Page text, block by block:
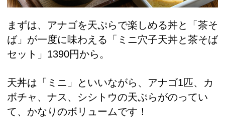
まずは、アナゴを天ぷらで楽しめる丼と「茶そ
ば」が一度に味わえる「ミニ穴子天丼と茶そば
セット」1390円から。
天丼は「ミニ」といいながら、アナゴ1匹、カ
ボチャ、ナス、シシトウの天ぷらがのってい
て、かなりのボリュームです！